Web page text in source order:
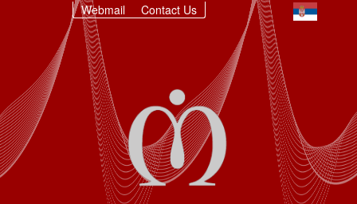
Webmail Contact Us